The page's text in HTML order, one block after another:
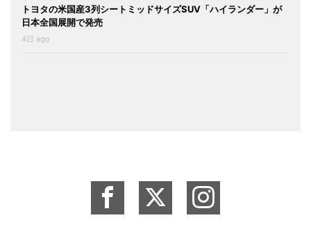
トヨタの米国産3列シートミッドサイズSUV「ハイランダー」が
日本全国展開で発売
4日 ago